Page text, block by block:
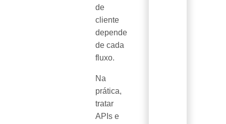
de
cliente
depende
de cada
fluxo.
Na
prática,
tratar
APIs e